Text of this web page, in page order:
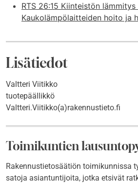
RTS 26:15 Kiinteistön
Kaukolämpölaitteiden hoito ja
Lisätiedot
Valtteri Viitikko
tuotepäällikkö
Valtteri.Viitikko(a)rakennustieto.fi
Toimikuntien
Rakennustietosäätiön toimikunnissa
satoja asiantuntijoita, jotka etsivät